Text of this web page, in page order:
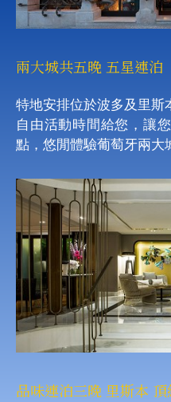
兩大城共五晚 五星連泊
特地安排位於波多及里斯
自由活動時間給您，讓
點，悠閒體驗葡萄牙兩大
品味連泊三晚 里斯本